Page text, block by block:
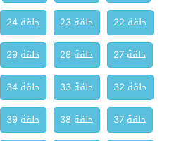
حلقة 22
حلقة 23 حلقة 24
حلقة 27
حلقة 28 حلقة 29
حلقة 32
حلقة 33 حلقة 34
حلقة 37
حلقة 38 حلقة 39